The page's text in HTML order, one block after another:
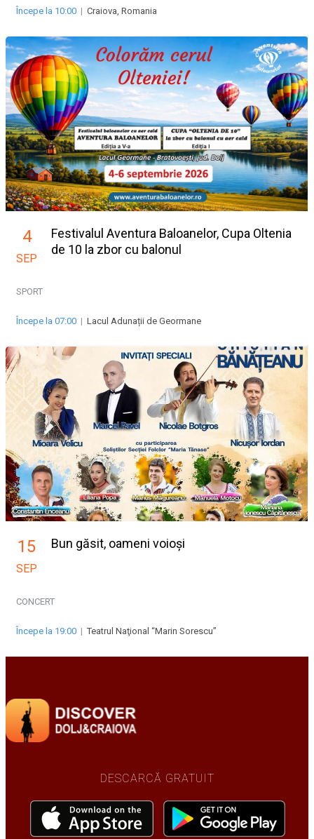
Începe la 10:00 | Craiova, Romania
4
SEP
Festivalul Aventura Baloanelor, Cupa Oltenia
de 10 la zbor cu balonul
SPORT
Începe la 07:00 | Lacul Adunații de Geormane
15
SEP
Bun găsit, oameni voioși
CONCERT
Începe la 19:00 |Teatrul Naţional “Marin Sorescu”
DESCARCĂ GRATUIT